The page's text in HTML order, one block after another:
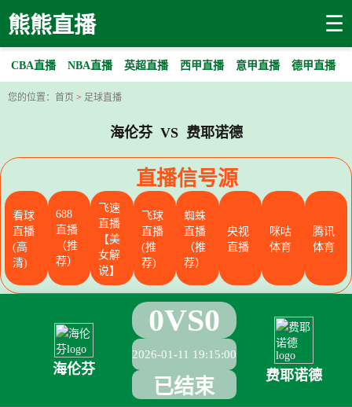
熊熊直播 ☰
CBA直播 NBA直播 英超直播 西甲直播 意甲直播 德甲直播
您的位置： 首页 > 足球直播
海伦芬 VS 费耶诺德
直播信号源
看球
直播
(高
清)
688
直播
（推
荐）
飞速
直播
【美
女解
说】
飞球
直播
(推
荐)
蜘蛛
直播
（推
荐）
央视
直播
咪咕
体育
腾讯
体育
海伦芬
0VS0
2026-01-11 19:15:00
已结束 费耶诺德